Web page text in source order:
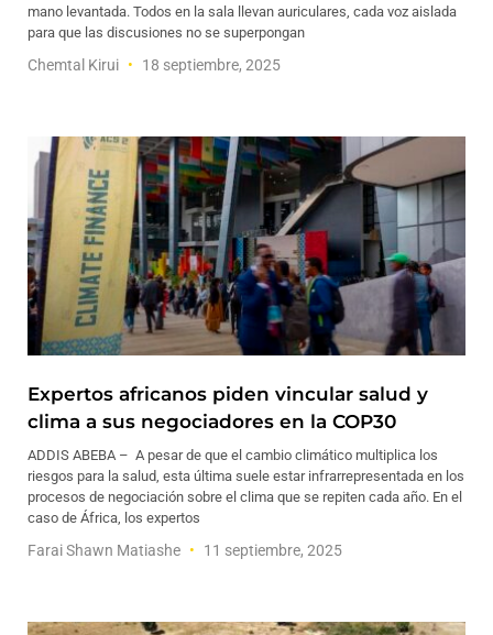
mano levantada. Todos en la sala llevan auriculares, cada voz aislada
para que las discusiones no se superpongan
Chemtal Kirui 18 septiembre, 2025
Expertos africanos piden vincular salud y
clima a sus negociadores en la COP30
ADDIS ABEBA – A pesar de que el cambio climático multiplica los
riesgos para la salud, esta última suele estar infrarrepresentada en los
procesos de negociación sobre el clima que se repiten cada año. En el
caso de África, los expertos
Farai Shawn Matiashe 11 septiembre, 2025